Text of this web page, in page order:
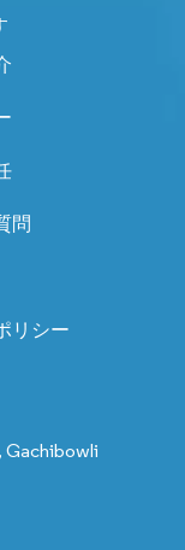
問
リシー
Gachibowli